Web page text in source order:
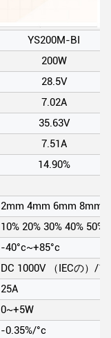
YS200M-BI
200W
28.5V
7.02A
35.63V
7.51A
14.90%
2mm 4mm 6mm 8mm
10% 20% 30% 40% 50%
-40°c~+85°c
DC 1000V （IECの）/
25A
0~+5W
-0.35%/°c